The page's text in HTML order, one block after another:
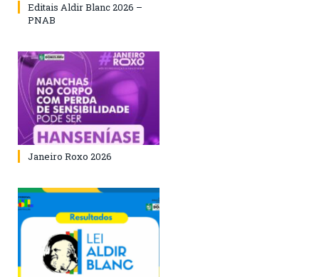
Editais Aldir Blanc 2026 –
PNAB
Janeiro Roxo 2026